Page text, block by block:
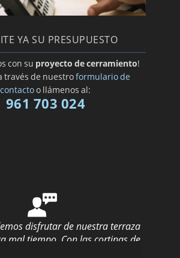
YA SU PRESUPUESTO
con su proyecto de cerramiento!
través de nuestroformulario de
contactoo llámenos al:
961 703 024
disfrutar de nuestra terraza
mal tiempo. Con las cortinas de